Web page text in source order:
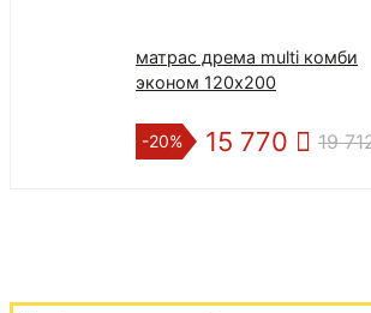
матрас дрема multi комби
эконом 120х200
-20% 15 770 19